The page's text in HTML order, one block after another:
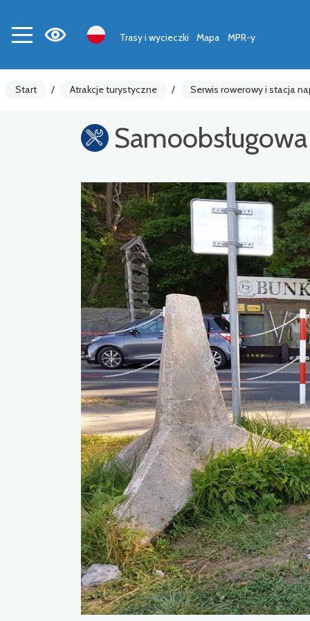
Trasy i wycieczki Mapa MPR-y
Start / Atrakcje turystyczne / Serwis rowerowy i stacja